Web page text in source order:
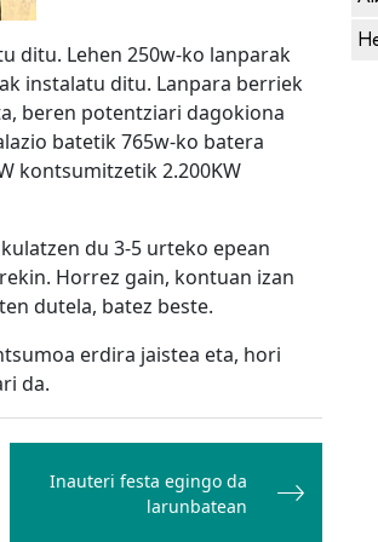
ditu. Lehen 250w-ko lanparak
instalatu ditu. Lanpara berriek
beren potentziari dagokiona
batetik 765w-ko batera
kontsumitzetik 2.200KW
du 3-5 urteko epean
Horrez gain, kontuan izan
dutela, batez beste.
erdira jaistea eta, hori
da.
Inauteri festa egingo da
larunbatean